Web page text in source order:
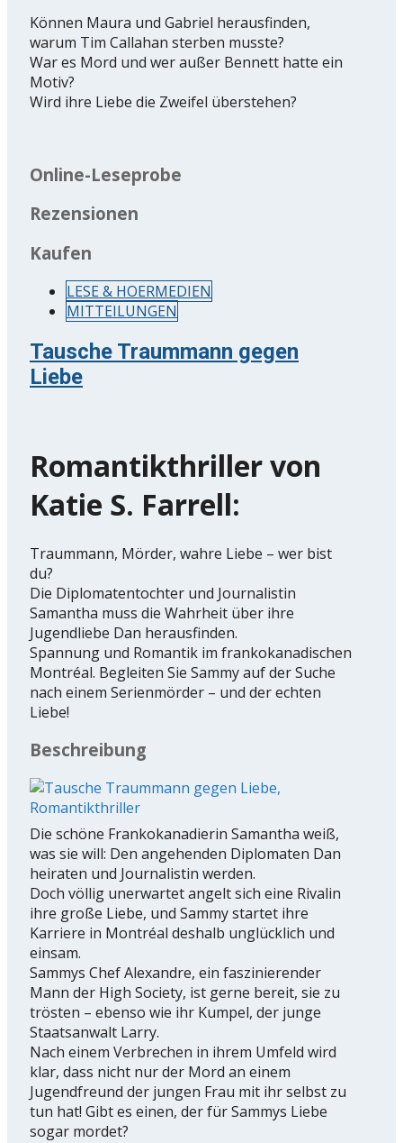
Können Maura und Gabriel herausfinden,
warum Tim Callahan sterben musste?
War es Mord und wer außer Bennett hatte ein
Motiv?
Wird ihre Liebe die Zweifel überstehen?
Online-Leseprobe
Rezensionen
Kaufen
LESE & HOERMEDIEN
MITTEILUNGEN
Tausche Traummann gegen
Liebe
Romantikthriller von
Katie S. Farrell:
Traummann, Mörder, wahre Liebe – wer bist
du?
Die Diplomatentochter und Journalistin
Samantha muss die Wahrheit über ihre
Jugendliebe Dan herausfinden.
Spannung und Romantik im frankokanadischen
Montréal. Begleiten Sie Sammy auf der Suche
nach einem Serienmörder – und der echten
Liebe!
Beschreibung
Die schöne Frankokanadierin Samantha weiß,
was sie will: Den angehenden Diplomaten Dan
heiraten und Journalistin werden.
Doch völlig unerwartet angelt sich eine Rivalin
ihre große Liebe, und Sammy startet ihre
Karriere in Montréal deshalb unglücklich und
einsam.
Sammys Chef Alexandre, ein faszinierender
Mann der High Society, ist gerne bereit, sie zu
trösten – ebenso wie ihr Kumpel, der junge
Staatsanwalt Larry.
Nach einem Verbrechen in ihrem Umfeld wird
klar, dass nicht nur der Mord an einem
Jugendfreund der jungen Frau mit ihr selbst zu
tun hat! Gibt es einen, der für Sammys Liebe
sogar mordet?